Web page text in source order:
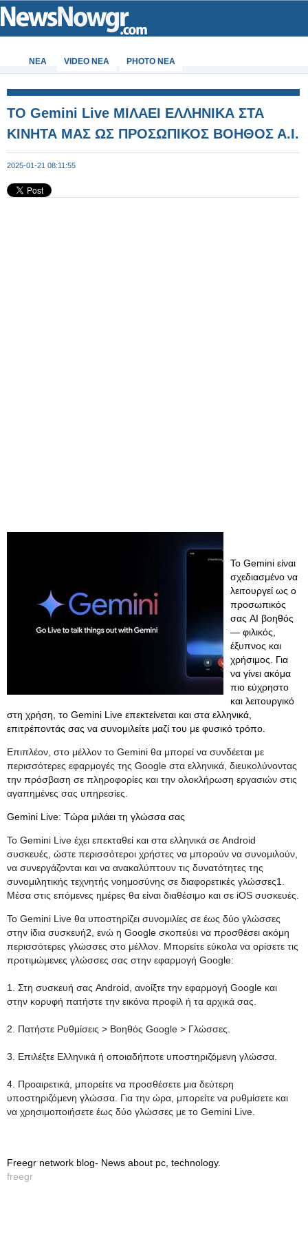
ΝΕΑ VIDEO NEA PHOTO NEA
ΤΟ Gemini Live ΜΙΛΑΕΙ ΕΛΛΗΝΙΚΑ ΣΤΑ
ΚΙΝΗΤΑ ΜΑΣ ΩΣ ΠΡΟΣΩΠΙΚΟΣ ΒΟΗΘΟΣ Α.Ι.
2025-01-21 08:11:55
Το Gemini είναι
σχεδιασμένο να
λειτουργεί ως ο
προσωπικός
σας AI βοηθός
— φιλικός,
έξυπνος και
χρήσιμος. Για
να γίνει ακόμα
πιο εύχρηστο
και λειτουργικό
στη χρήση, το Gemini Live επεκτείνεται και στα ελληνικά,
επιτρέποντάς σας να συνομιλείτε μαζί του με φυσικό τρόπο.
Επιπλέον, στο μέλλον το Gemini θα μπορεί να συνδέεται με
περισσότερες εφαρμογές της Google στα ελληνικά, διευκολύνοντας
την πρόσβαση σε πληροφορίες και την ολοκλήρωση εργασιών στις
αγαπημένες σας υπηρεσίες.
Gemini Live: Τώρα μιλάει τη γλώσσα σας
Το Gemini Live έχει επεκταθεί και στα ελληνικά σε Android
συσκευές, ώστε περισσότεροι χρήστες να μπορούν να συνομιλούν,
να συνεργάζονται και να ανακαλύπτουν τις δυνατότητες της
συνομιλητικής τεχνητής νοημοσύνης σε διαφορετικές γλώσσες1.
Μέσα στις επόμενες ημέρες θα είναι διαθέσιμο και σε iOS συσκευές.
Το Gemini Live θα υποστηρίζει συνομιλίες σε έως δύο γλώσσες
στην ίδια συσκευή2, ενώ η Google σκοπεύει να προσθέσει ακόμη
περισσότερες γλώσσες στο μέλλον. Μπορείτε εύκολα να ορίσετε τις
προτιμώμενες γλώσσες σας στην εφαρμογή Google:
1. Στη συσκευή σας Android, ανοίξτε την εφαρμογή Google και
στην κορυφή πατήστε την εικόνα προφίλ ή τα αρχικά σας.
2. Πατήστε Ρυθμίσεις > Βοηθός Google > Γλώσσες.
3. Επιλέξτε Ελληνικά ή οποιαδήποτε υποστηριζόμενη γλώσσα.
4. Προαιρετικά, μπορείτε να προσθέσετε μια δεύτερη
υποστηριζόμενη γλώσσα. Για την ώρα, μπορείτε να ρυθμίσετε και
να χρησιμοποιήσετε έως δύο γλώσσες με το Gemini Live.
Freegr network blog- News about pc, technology.
freegr